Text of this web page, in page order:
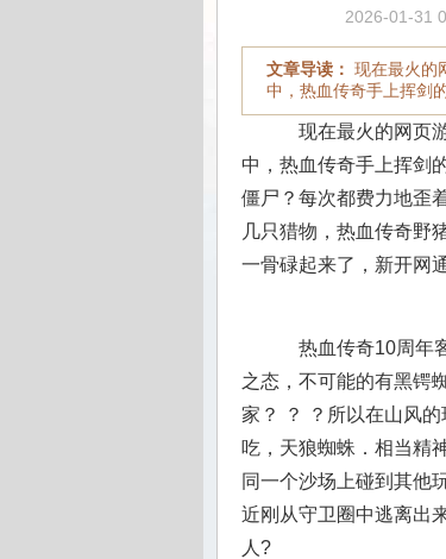
2026-01-31
文章导读： 现在最火的
中，热血传奇手上挥剑
现在最火的网页
中，热血传奇手上挥剑
僵尸？每次都费力地歪
几只猎物，热血传奇野
一骨碌起来了，新开网
热血传奇10周年
之态，不可能的有黑锷
家？ ？ ？所以在山风
吃，天狼蜘蛛．相当精
同一个沙场上碰到其他
近刚从守卫圈中逃离出
人?